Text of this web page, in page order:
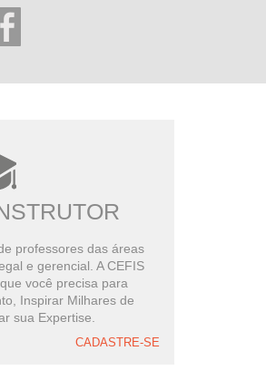
professores das áreas
e gerencial. A CEFIS
você precisa para
Inspirar Milhares de
sua Expertise.
CADASTRE-SE